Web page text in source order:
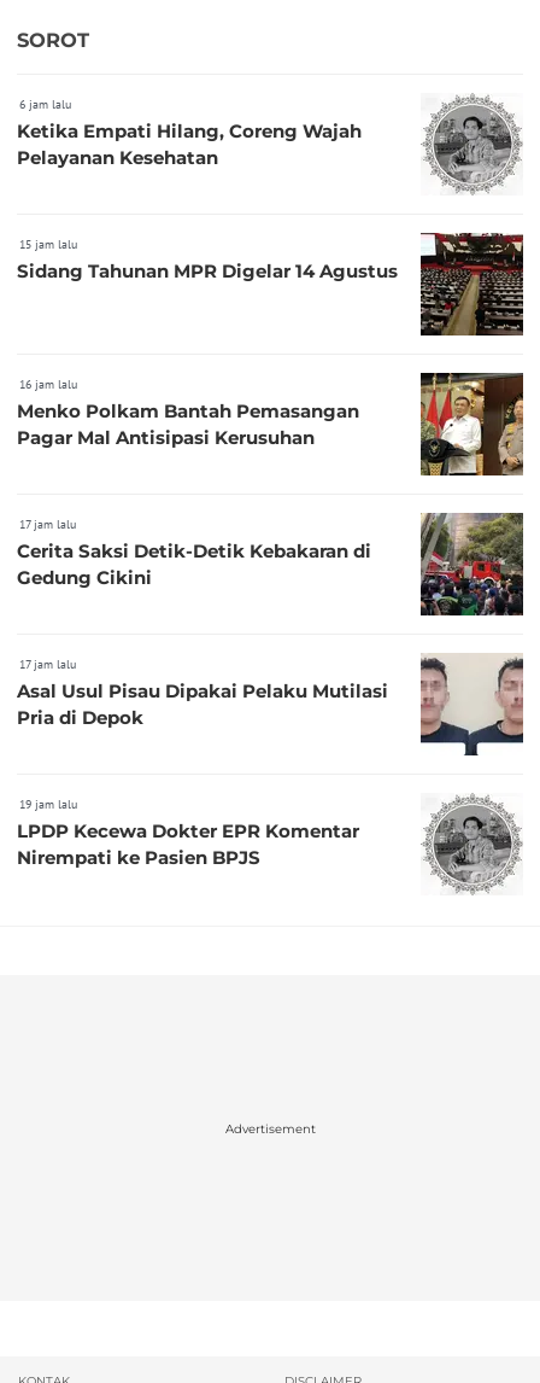
SOROT
6 jam lalu
Ketika Empati Hilang, Coreng Wajah
Pelayanan Kesehatan
15 jam lalu
Sidang Tahunan MPR Digelar 14 Agustus
16 jam lalu
Menko Polkam Bantah Pemasangan
Pagar Mal Antisipasi Kerusuhan
17 jam lalu
Cerita Saksi Detik-Detik Kebakaran di
Gedung Cikini
17 jam lalu
Asal Usul Pisau Dipakai Pelaku Mutilasi
Pria di Depok
19 jam lalu
LPDP Kecewa Dokter EPR Komentar
Nirempati ke Pasien BPJS
Advertisement